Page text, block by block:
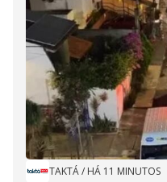
TAKTÁ/ HÁ 11 MINUTOS